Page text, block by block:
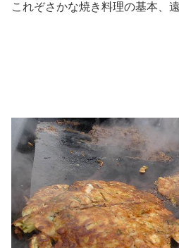
これぞさかな焼き料理の基本、